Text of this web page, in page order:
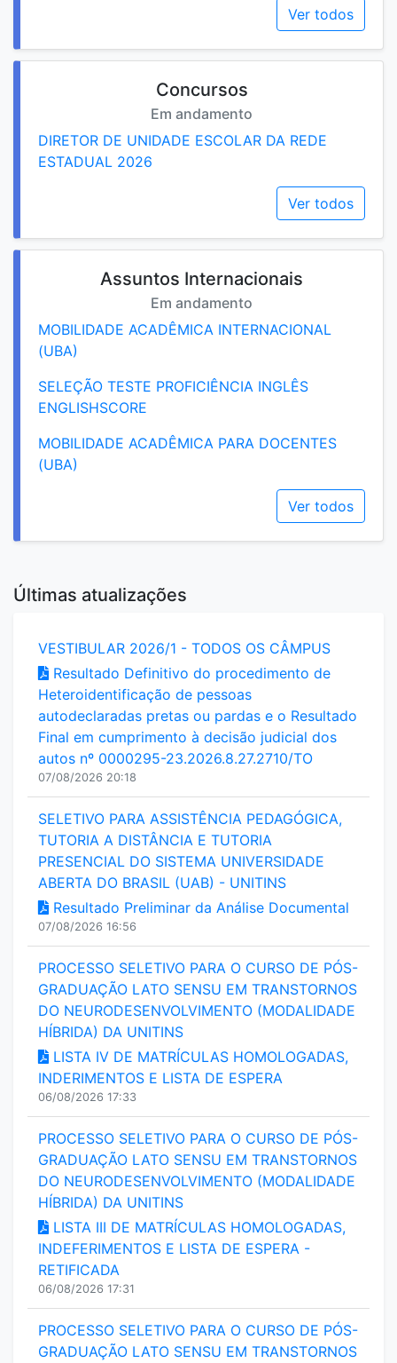
Ver todos
Concursos
Em andamento
DIRETOR DE UNIDADE ESCOLAR DA REDE
ESTADUAL 2026
Ver todos
Assuntos Internacionais
Em andamento
MOBILIDADE ACADÊMICA INTERNACIONAL
(UBA)
SELEÇÃO TESTE PROFICIÊNCIA INGLÊS
ENGLISHSCORE
MOBILIDADE ACADÊMICA PARA DOCENTES
(UBA)
Ver todos
Últimas atualizações
VESTIBULAR 2026/1 - TODOS OS CÂMPUS
Resultado Definitivo do procedimento de
Heteroidentificação de pessoas
autodeclaradas pretas ou pardas e o Resultado
Final em cumprimento à decisão judicial dos
autos nº 0000295-23.2026.8.27.2710/TO
07/08/2026 20:18
SELETIVO PARA ASSISTÊNCIA PEDAGÓGICA,
TUTORIA A DISTÂNCIA E TUTORIA
PRESENCIAL DO SISTEMA UNIVERSIDADE
ABERTA DO BRASIL (UAB) - UNITINS
Resultado Preliminar da Análise Documental
07/08/2026 16:56
PROCESSO SELETIVO PARA O CURSO DE PÓS-
GRADUAÇÃO LATO SENSU EM TRANSTORNOS
DO NEURODESENVOLVIMENTO (MODALIDADE
HÍBRIDA) DA UNITINS
LISTA IV DE MATRÍCULAS HOMOLOGADAS,
INDERIMENTOS E LISTA DE ESPERA
06/08/2026 17:33
PROCESSO SELETIVO PARA O CURSO DE PÓS-
GRADUAÇÃO LATO SENSU EM TRANSTORNOS
DO NEURODESENVOLVIMENTO (MODALIDADE
HÍBRIDA) DA UNITINS
LISTA III DE MATRÍCULAS HOMOLOGADAS,
INDEFERIMENTOS E LISTA DE ESPERA -
RETIFICADA
06/08/2026 17:31
PROCESSO SELETIVO PARA O CURSO DE PÓS-
GRADUAÇÃO LATO SENSU EM TRANSTORNOS